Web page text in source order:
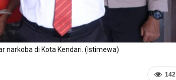
narkoba di Kota Kendari. (Istimewa)
142